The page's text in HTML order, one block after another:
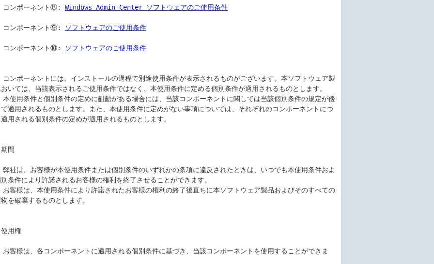
    コンポーネント⑧:
Windows Admin Center ソフトウェアのご使用条件
    コンポーネント⑨:
ソフトウェアのご使用条件
    コンポーネント⑩:
ソフトウェアのご使用条件
ンポーネントには、インストールの過程で別途使用条件が表示されるものがございます。本ソフトウェア製
いては、当該表示されるご使用条件ではなく、本使用条件に定める個別条件が適用されるものとします。
使用条件と個別条件の定めに齟齬がある場合には、当該コンポーネントに関しては当該個別条件の規定が優
適用されるものとします。また、本使用条件に定めがない事項については、それぞれのコンポーネントにつ
用される個別条件の定めが適用されるものとします。
間
社は、お客様が本使用条件または個別条件のいずれかの条項に違反されたときは、いつでも本使用条件およ
条件により許諾されるお客様の権利を終了させることができます。
客様は、本使用条件により許諾されたお客様の権利の終了後直ちに本ソフトウェア製品およびそのすべての
を破棄するものとします。
用権
客様は、各コンポーネントに適用される個別条件に基づき、当該コンポーネントを使用することができま